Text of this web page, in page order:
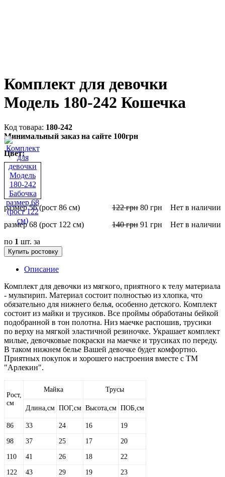
Комплект для девочки
Модель 180-242 Кошечка
180-242
Минимальный заказ на сайте 100грн
Цвет:
размер 56 (рост 86 см) 122грн 80 грн
Нет в наличии
размер 68 (рост 122 см)
140грн 91 грн
Нет в наличии
по 1 шт. за
Купить ростовку
Описание
Комплект для девочки из мягкого, приятного к телу материала
- мультирип. Материал состоит полностью из хлопка, что
обязательно для нижнего белья, особенно детского. Комплект
состоит из майки и трусиков. Все проймы обработаны бейкой
подобранной в тон полотна. Низ маечке распошив, трусики
по верху на мягкой эластичной резиночке. Украшает комплект
милые, девочковые покраски на маечке и трусиках по переду.
В таком нижнем белье Вашей девочке будет комфортно.
Приятных покупок и хорошего настроения вместе с ТМ
"Арлекин".
Рост,
см
Майка Трусы
Длина,см ПОГ,см Высота,см ПОБ,см
86 33 24 16 19
98 37 25 17 20
110 41 26 18 22
122 43 29 19 23